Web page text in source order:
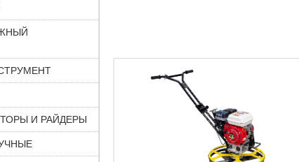
И РАЙДЕРЫ